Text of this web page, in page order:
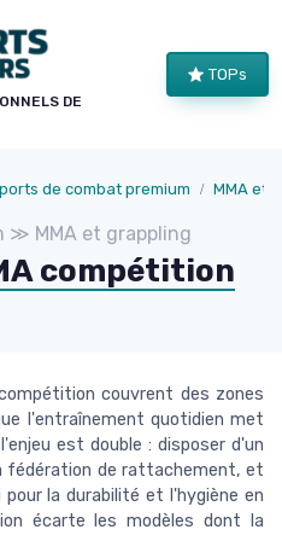
DE
TOPs
de combat premium MMA et
≫ MMA et grappling
compétition
couvrent des zones
l'entraînement quotidien met
est double : disposer d'un
de rattachement, et
la durabilité et l'hygiène en
écarte les modèles dont la